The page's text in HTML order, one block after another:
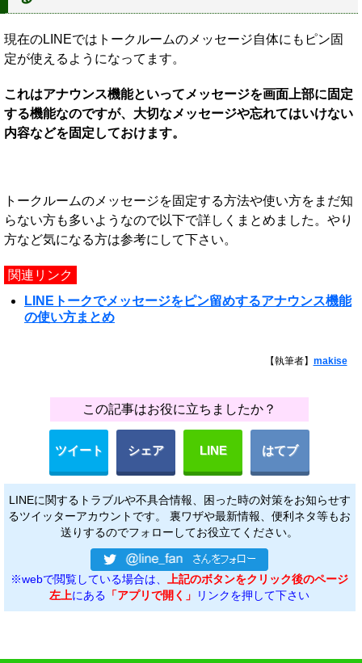
現在のLINEではトークルームのメッセージ自体にもピン固
定が使えるようになってます。
これはアナウンス機能といってメッセージを画面上部に固定
する機能なのですが、大切なメッセージや忘れてはいけない
内容などを固定しておけます。
トークルームのメッセージを固定する方法や使い方をまだ知
らない方も多いようなので以下で詳しくまとめました。やり
方など気になる方は参考にして下さい。
関連リンク
LINEトークでメッセージをピン留めするアナウンス機能
の使い方まとめ
【執筆者】 makise
この記事はお役に立ちましたか？
ツイート シェア LINE はてブ
LINEに関するトラブルや不具合情報、困った時の対策をお知らせす
るツイッターアカウントです。 裏ワザや最新情報、便利ネタ等もお
送りするのでフォローしてお役立てください。
※webで閲覧している場合は、
上記のボタンをクリック後のページ
左上にある 「アプリで開く」 リンクを押して下さい